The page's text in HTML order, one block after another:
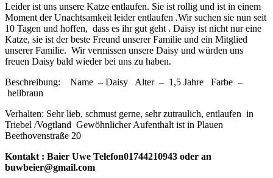
Leider ist uns unsere Katze entlaufen. Sie ist rollig und ist in einem
Moment der Unachtsamkeit leider entlaufen .Wir suchen sie nun seit
10 Tagen und hoffen, dass es ihr gut geht . Daisy ist nicht nur eine
Katze, sie ist der beste Freund unserer Familie und ein Mitglied
unserer Familie. Wir vermissen unsere Daisy und würden uns
freuen Daisy bald wieder bei uns zu haben.
Beschreibung: Name – Daisy Alter – 1,5 Jahre Farbe –
hellbraun
Verhalten: Sehr lieb, schmust gerne, sehr zutraulich, entlaufen in
Triebel /Vogtland Gewöhnlicher Aufenthalt ist in Plauen
Beethovenstraße 20
Kontakt : Baier Uwe Telefon01744210943 oder an
buwbeier@gmail.com